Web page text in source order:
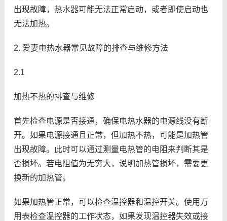
出现故障，热水器可能无法正常启动，或者即使启动也
无法加热。
2. 爱妻电热水器常见故障的排查与维修方法
2.1
加热不热的排查与维修
首先检查电源是否接通，确保电热水器的电源线没有断
开。如果电源接通且正常，但加热不热，可能是加热管
出现故障。此时可以通过测量电热管的电阻来判断其是
否损坏。若电阻值为无穷大，说明加热管损坏，需要更
换新的加热管。
如果加热管正常，可以检查温控器和温控开关。使用万
用表检查温控器的工作状态，如果发现温控器失效或接